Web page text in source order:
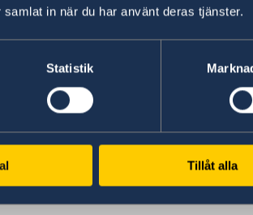
in när du har använt deras tjänster.
Statistik
Tillåt alla
the Government’s
on strengthened efforts to
is a stronger focus on
of Chair of the Organization for
PM